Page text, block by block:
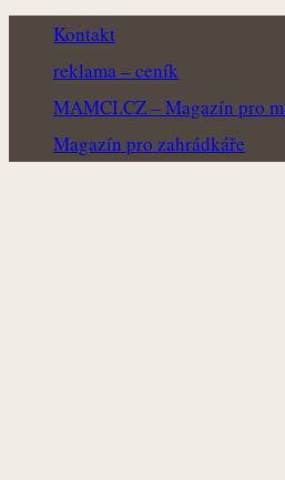
Kontakt
reklama – ceník
MAMCI.CZ – Magazín pro
Magazín pro zahrádkáře